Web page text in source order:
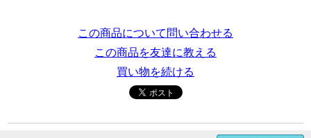
この商品について問い合わせる
この商品を友達に教える
買い物を続ける